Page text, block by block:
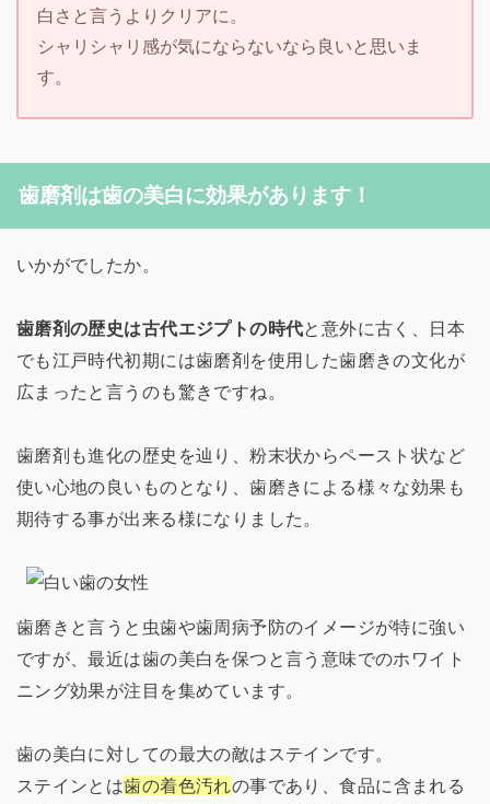
白さと言うよりクリアに。
シャリシャリ感が気にならないなら良いと思いま
す。
歯磨剤は歯の美白に効果があります！
いかがでしたか。
歯磨剤の歴史は古代エジプトの時代と意外に古く、日本
でも江戸時代初期には歯磨剤を使用した歯磨きの文化が
広まったと言うのも驚きですね。
歯磨剤も進化の歴史を辿り、粉末状からペースト状など
使い心地の良いものとなり、歯磨きによる様々な効果も
期待する事が出来る様になりました。
歯磨きと言うと虫歯や歯周病予防のイメージが特に強い
ですが、最近は歯の美白を保つと言う意味でのホワイト
ニング効果が注目を集めています。
歯の美白に対しての最大の敵はステインです。
ステインとは歯の着色汚れ の事であり、食品に含まれる